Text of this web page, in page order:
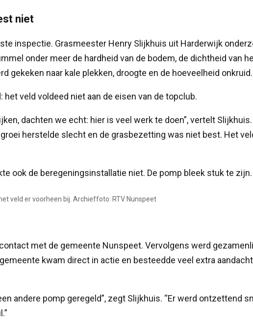
niet
inspectie. Grasmeester Henry Slijkhuis uit Harderwijk
onder meer de hardheid van de bodem, de dichtheid van
gekeken naar kale plekken, droogte en de hoeveelheid onkruid.
veld voldeed niet aan de eisen van de topclub.
dachten we echt: hier is veel werk te doen”, vertelt Slijkhuis.
herstelde slecht en de grasbezetting was niet best. Het
ook de beregeningsinstallatie niet. De pomp bleek stuk te zijn.
veld er voorheen bij. Archieffoto: RTV Nunspeet
met de gemeente Nunspeet. Vervolgens werd
kwam direct in actie en besteedde veel extra
andere pomp geregeld”, zegt Slijkhuis. “Er werd ontzettend